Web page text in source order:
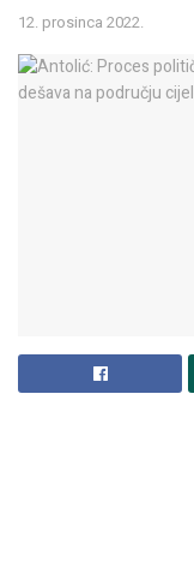
12. prosinca 2022.